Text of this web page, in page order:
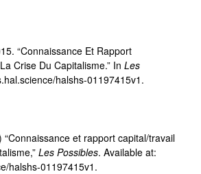
“Connaissance Et Rapport
Crise Du Capitalisme.” In Les
halshs-01197415v1.
“Connaissance et rapport capital/travail
Les Possibles. Available at:
halshs-01197415v1.